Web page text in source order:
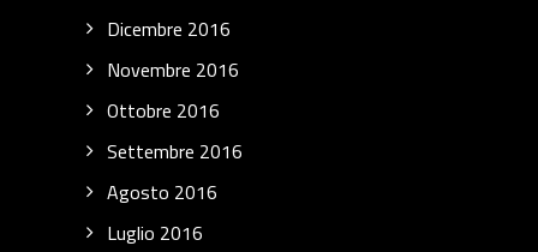
Dicembre 2016
Novembre 2016
Ottobre 2016
Settembre 2016
Agosto 2016
Luglio 2016